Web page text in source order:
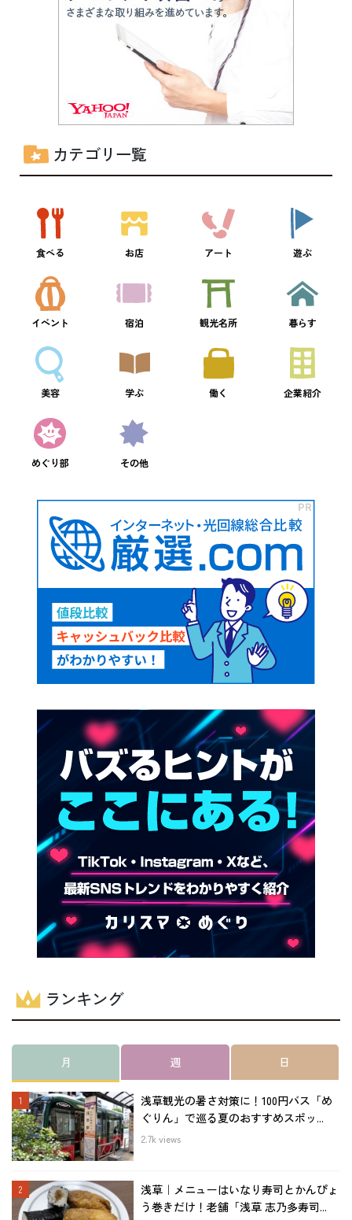
カテゴリ一覧
食べる お店 アート 遊ぶ
イベント 宿泊 観光名所 暮らす
美容 学ぶ 働く 企業紹介
めぐり部 その他
ランキング
月 週 日
浅草観光の暑さ対策に！100円バス「め
ぐりん」で巡る夏のおすすめスポッ...
2.7k views
浅草｜メニューはいなり寿司とかんぴょ
う巻きだけ！老舗「浅草 志乃多寿司...